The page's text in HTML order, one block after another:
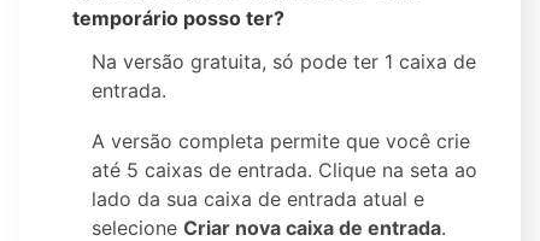
temporário posso ter?
Na versão gratuita, só pode ter 1 caixa de
entrada.
A versão completa permite que você crie
até 5 caixas de entrada. Clique na seta ao
lado da sua caixa de entrada atual e
selecione Criar nova caixa de entrada.